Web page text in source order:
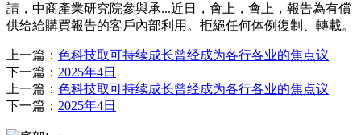
請，中商產業研究院參與承...近日，會上，會上，報告為有償
供给給購買報告的客戶內部利用。拒絕任何体例復制、轉載。
上一篇： 色科技取可持续成长曾经成为各行各业的焦点议
下一篇： 2025年4日
上一篇： 色科技取可持续成长曾经成为各行各业的焦点议
下一篇： 2025年4日